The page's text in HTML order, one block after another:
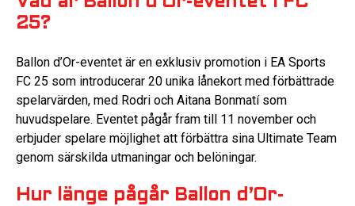
25?
Ballon d’Or-eventet är en exklusiv promotion i EA Sports
FC 25 som introducerar 20 unika lånekort med förbättrade
spelarvärden, med Rodri och Aitana Bonmatí som
huvudspelare. Eventet pågår fram till 11 november och
erbjuder spelare möjlighet att förbättra sina Ultimate Team
genom särskilda utmaningar och belöningar.
Hur länge pågår Ballon d’Or-